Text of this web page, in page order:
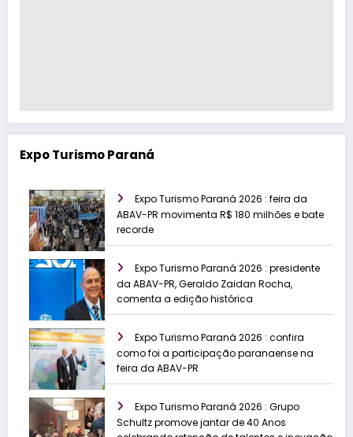
Expo Turismo Paraná
Expo Turismo Paraná 2026 : feira da
ABAV-PR movimenta R$ 180 milhões e bate
recorde
Expo Turismo Paraná 2026 : presidente
da ABAV-PR, Geraldo Zaidan Rocha,
comenta a edição histórica
Expo Turismo Paraná 2026 : confira
como foi a participação paranaense na
feira da ABAV-PR
Expo Turismo Paraná 2026 : Grupo
Schultz promove jantar de 40 Anos